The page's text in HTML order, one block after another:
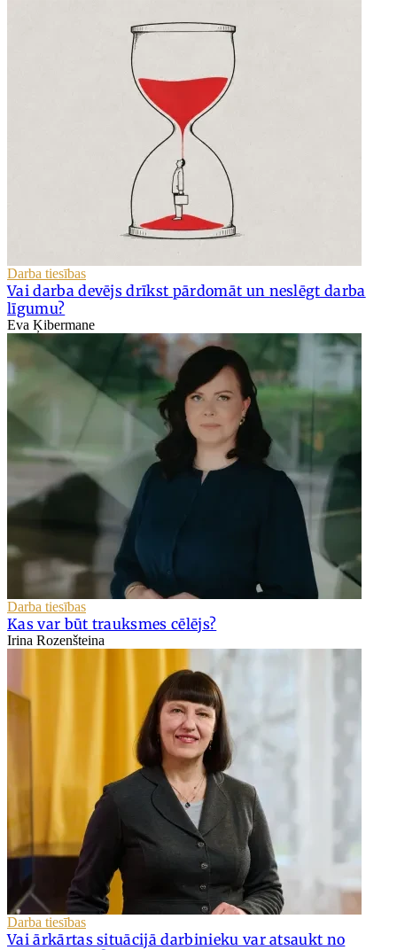
Darba tiesības
Vai darba devējs drīkst pārdomāt un neslēgt darba
līgumu?
Eva Ķibermane
Darba tiesības
Kas var būt trauksmes cēlējs?
Irina Rozenšteina
Darba tiesības
Vai ārkārtas situācijā darbinieku var atsaukt no